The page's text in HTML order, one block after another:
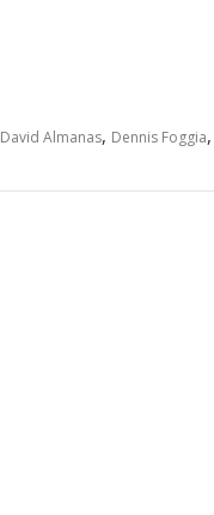
David Almanas, Dennis Foggia,